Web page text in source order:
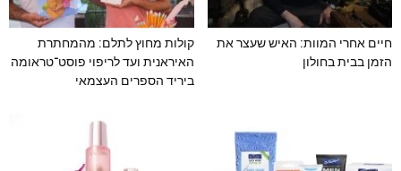
חיים אחרי המוות: האיש שעצר את
הזמן בבית בחולון
קולות מחוץ לתלם: מהמחתרת
האיראנית ועד לריפוי פוסט־טראומה
ביריד הספרים העצמאי